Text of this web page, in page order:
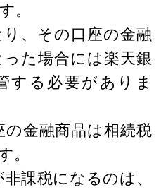
。
、その口座の金融
た場合には楽天銀
する必要がありま
金融商品は相続税
。
課税になるのは、